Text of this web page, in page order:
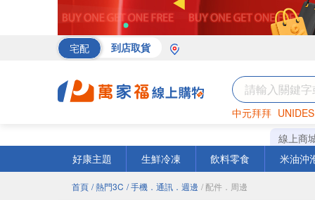
宅配 到店取貨
中元拜拜
巧克力 罐頭
線上商
好康主題
生鮮冷凍 飲料零食 米油沖
首頁 / 熱門3C / 手機．通訊．週邊 / 配件．周邊